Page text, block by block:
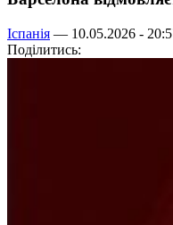
Іспанія — 10.05.2026 -
Поділитись: